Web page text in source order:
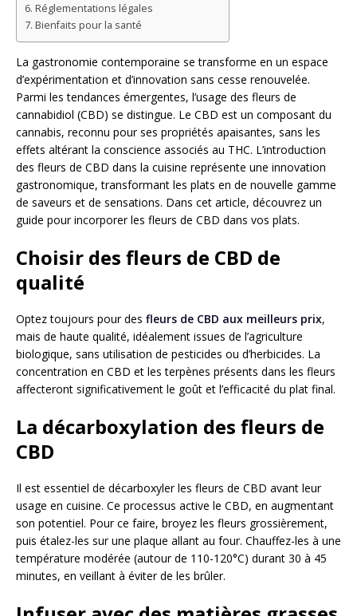
Réglementations légales
Bienfaits pour la santé
La gastronomie contemporaine se transforme en un espace
d’expérimentation et d’innovation sans cesse renouvelée.
Parmi les tendances émergentes, l’usage des fleurs de
cannabidiol (CBD) se distingue. Le CBD est un composant du
cannabis, reconnu pour ses propriétés apaisantes, sans les
effets altérant la conscience associés au THC. L’introduction
des fleurs de CBD dans la cuisine représente une innovation
gastronomique, transformant les plats en de nouvelle gamme
de saveurs et de sensations. Dans cet article, découvrez un
guide pour incorporer les fleurs de CBD dans vos plats.
Choisir des fleurs de CBD de
qualité
Optez toujours pour des fleurs de CBD aux meilleurs prix,
mais de haute qualité, idéalement issues de l’agriculture
biologique, sans utilisation de pesticides ou d’herbicides. La
concentration en CBD et les terpènes présents dans les fleurs
affecteront significativement le goût et l’efficacité du plat final.
La décarboxylation des fleurs de
CBD
Il est essentiel de décarboxyler les fleurs de CBD avant leur
usage en cuisine. Ce processus active le CBD, en augmentant
son potentiel. Pour ce faire, broyez les fleurs grossièrement,
puis étalez-les sur une plaque allant au four. Chauffez-les à une
température modérée (autour de 110-120°C) durant 30 à 45
minutes, en veillant à éviter de les brûler.